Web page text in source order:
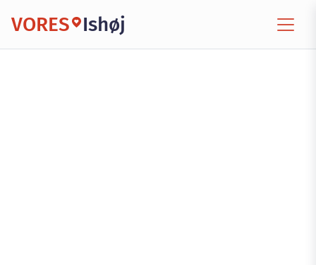
VORES Ishøj